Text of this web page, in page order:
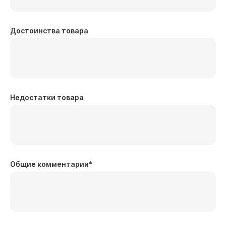
Достоинства товара
Недостатки товара
Общие комментарии*